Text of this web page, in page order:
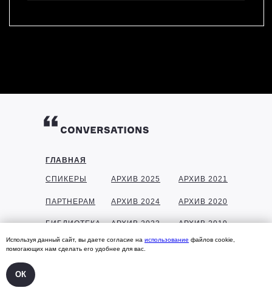
Используя данный сайт, вы даете согласие на использование файлов cookie,
помогающих нам сделать его удобнее для вас.
ОК
ГЛАВНАЯ
СПИКЕРЫ
ПАРТНЕРАМ
БИБЛИОТЕКА
ГАЛЕРЕЯ
АРХИВ 2025
АРХИВ 2024
АРХИВ 2023
АРХИВ 2022
АРХИВ 2021
АРХИВ 2020
АРХИВ 2019
АРХИВ 2018